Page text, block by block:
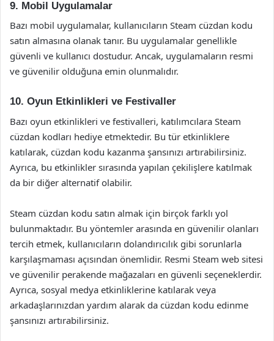
9. Mobil Uygulamalar
Bazı mobil uygulamalar, kullanıcıların Steam cüzdan kodu
satın almasına olanak tanır. Bu uygulamalar genellikle
güvenli ve kullanıcı dostudur. Ancak, uygulamaların resmi
ve güvenilir olduğuna emin olunmalıdır.
10. Oyun Etkinlikleri ve Festivaller
Bazı oyun etkinlikleri ve festivalleri, katılımcılara Steam
cüzdan kodları hediye etmektedir. Bu tür etkinliklere
katılarak, cüzdan kodu kazanma şansınızı artırabilirsiniz.
Ayrıca, bu etkinlikler sırasında yapılan çekilişlere katılmak
da bir diğer alternatif olabilir.
Steam cüzdan kodu satın almak için birçok farklı yol
bulunmaktadır. Bu yöntemler arasında en güvenilir olanları
tercih etmek, kullanıcıların dolandırıcılık gibi sorunlarla
karşılaşmaması açısından önemlidir. Resmi Steam web sitesi
ve güvenilir perakende mağazaları en güvenli seçeneklerdir.
Ayrıca, sosyal medya etkinliklerine katılarak veya
arkadaşlarınızdan yardım alarak da cüzdan kodu edinme
şansınızı artırabilirsiniz.